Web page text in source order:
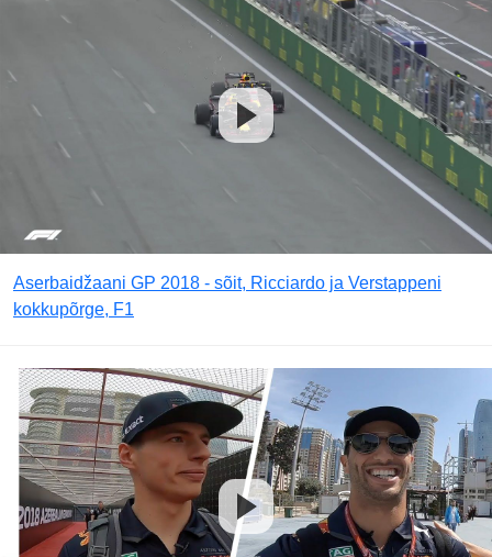
Aserbaidžaani GP 2018 - sõit, Ricciardo ja Verstappeni
kokkupõrge, F1